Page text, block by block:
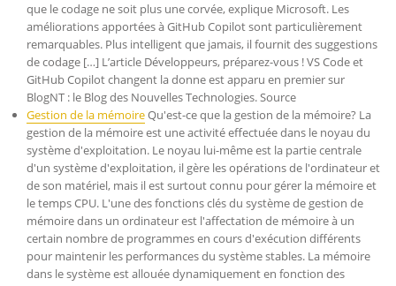
que le codage ne soit plus une corvée, explique Microsoft. Les
améliorations apportées à GitHub Copilot sont particulièrement
remarquables. Plus intelligent que jamais, il fournit des suggestions
de codage […] L’article Développeurs, préparez-vous ! VS Code et
GitHub Copilot changent la donne est apparu en premier sur
BlogNT : le Blog des Nouvelles Technologies. Source
Gestion de la mémoireQu'est-ce que la gestion de la mémoire? La
gestion de la mémoire est une activité effectuée dans le noyau du
système d'exploitation. Le noyau lui-même est la partie centrale
d'un système d'exploitation, il gère les opérations de l'ordinateur et
de son matériel, mais il est surtout connu pour gérer la mémoire et
le temps CPU. L'une des fonctions clés du système de gestion de
mémoire dans un ordinateur est l'affectation de mémoire à un
certain nombre de programmes en cours d'exécution différents
pour maintenir les performances du système stables. La mémoire
dans le système est allouée dynamiquement en fonction des